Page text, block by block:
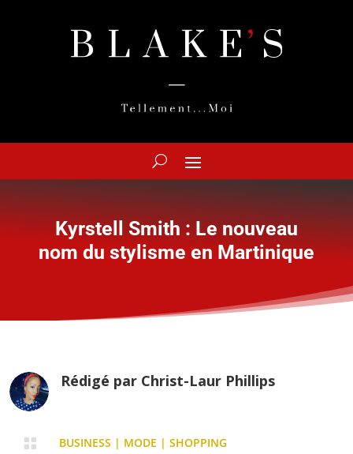
Kyrstell Smith : Le nouveau
nom du stylisme en Martinique
Rédigé par Christ-Laur Phillips
 BUSINESS | MODE | SHOPPING